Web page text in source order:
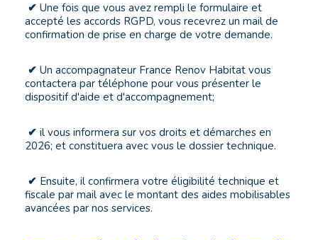
✔ Une fois que vous avez rempli le formulaire et
accepté les accords RGPD, vous recevrez un mail de
confirmation de prise en charge de votre demande.
✔ Un accompagnateur France Renov Habitat vous
contactera par téléphone pour vous présenter le
dispositif d'aide et d'accompagnement;
✔ il vous informera sur vos droits et démarches en
2026; et constituera avec vous le dossier technique.
✔ Ensuite, il confirmera votre éligibilité technique et
fiscale par mail avec le montant des aides mobilisables
avancées par nos services.